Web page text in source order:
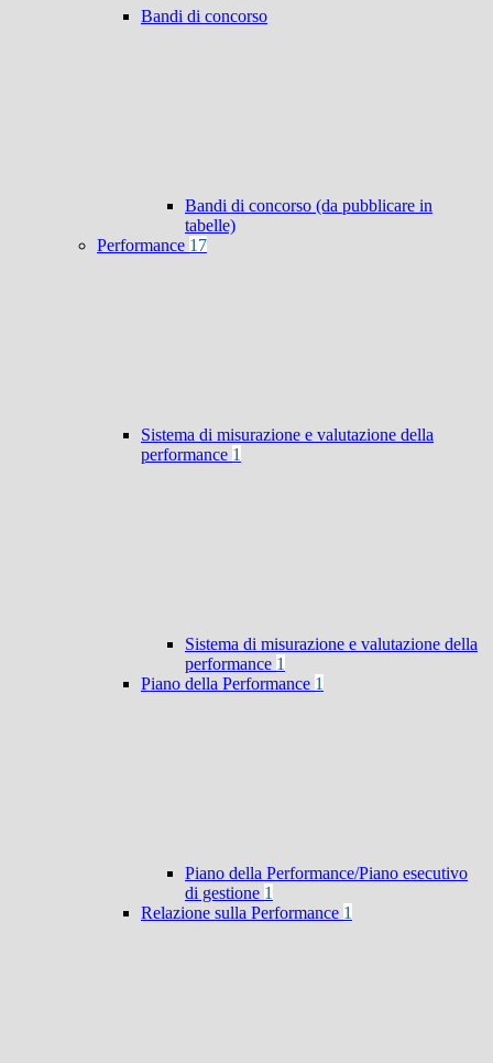
Bandi di concorso
Bandi di concorso (da pubblicare in
tabelle)
Performance 17
Sistema di misurazione e valutazione della
performance 1
Sistema di misurazione e valutazione della
performance 1
Piano della Performance 1
Piano della Performance/Piano esecutivo
di gestione 1
Relazione sulla Performance 1